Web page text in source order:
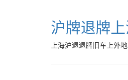
沪牌退牌
上海沪退退牌旧车上外